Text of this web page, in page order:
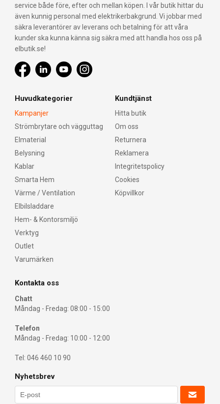
service både före, efter och mellan köpen. I vår butik hittar du
även kunnig personal med elektrikerbakgrund. Vi jobbar med
säkra leverantörer av leverans och betalning för att våra
kunder ska kunna känna sig säkra med att handla hos oss på
elbutik.se!
Huvudkategorier
Kampanjer
Strömbrytare och vägguttag
Elmaterial
Belysning
Kablar
Smarta Hem
Värme / Ventilation
Elbilsladdare
Hem- & Kontorsmiljö
Verktyg
Outlet
Varumärken
Kundtjänst
Hitta butik
Om oss
Returnera
Reklamera
Integritetspolicy
Cookies
Köpvillkor
Kontakta oss
Chatt
Måndag - Fredag: 08:00 - 15:00
Telefon
Måndag - Fredag: 10:00 - 12:00
Tel: 046 460 10 90
Nyhetsbrev